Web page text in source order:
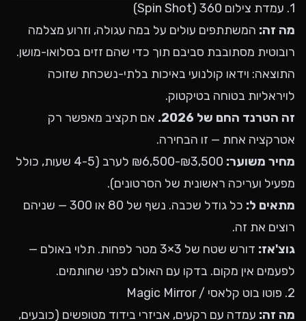
1. עמדת צילום 360 (Spin Shot)
מה זה: המשתתפים עולים על במה עגולה, וזרוע מצלמה
רובוטית מסתובבת סביבם תוך כדי שהם זזים בסלואו-מושן.
התוצאה: וידאו קולנועי באיכות בלתי-נשכחת שזוכה
לויראליות בטוחה בטיקטוק.
זה הטרנד החם של 2026.
אם תקציב מאפשר רק
אטרקציה אחת — זו הבחירה.
מחיר משוער:
₪3,500-₪6,500 לערב (4-5 שעות, כולל
מפעיל ועריכה ראשונית של הסרטונים).
מתאים ל:
כל גודל שכבה. נשף של 80 או 300 — שניהם
רוצים את זה.
גוצ'אז:
דורש שטח של 3×3 מטר לפחות. תלוי באולם —
לפעמים אין מקום. בדקו עם האולם לפני שחותמים.
2. פוטו בוט קלאסי / Magic Mirror
מה זה: עמדה עם רקעים, אביזרי בידוד מטופשים (כובעים,